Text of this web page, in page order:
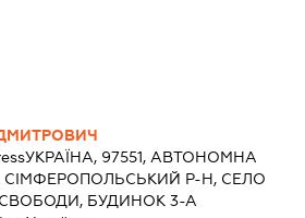
УКРАЇНА, 97551, АВТОНОМНА
СІМФЕРОПОЛЬСЬКИЙ Р-Н, СЕЛО
БУДИНОК 3-А